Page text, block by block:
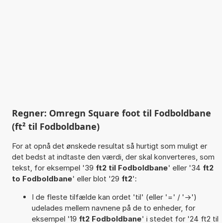
Regner: Omregn Square foot til Fodboldbane
(ft² til Fodboldbane)
For at opnå det ønskede resultat så hurtigt som muligt er
det bedst at indtaste den værdi, der skal konverteres, som
tekst, for eksempel '39 ft2 til Fodboldbane' eller '34 ft2
to Fodboldbane' eller blot '29 ft2':
I de fleste tilfælde kan ordet 'til' (eller '=' / '->')
udelades mellem navnene på de to enheder, for
eksempel '19 ft2 Fodboldbane' i stedet for '24 ft2 til